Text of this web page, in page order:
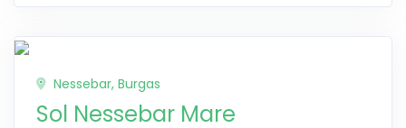
Nessebar, Burgas
Sol Nessebar Mare